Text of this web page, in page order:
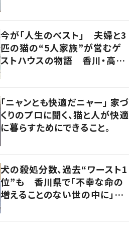
今が「人生のベスト」 夫婦と3
匹の猫の“5人家族”が営むゲ
ストハウスの物語 香川・高松
「ニャンとも快適だニャー」 家づ
くりのプロに聞く、猫と人が快適
に暮らすためにできること。
犬の殺処分数、過去“ワースト1
位”も 香川県で「不幸な命の
増えることのない世の中に」と